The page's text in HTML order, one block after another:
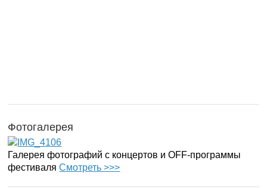
Фотогалерея
Галерея фотографий с концертов и OFF-программы
фестиваляСмотреть >>>